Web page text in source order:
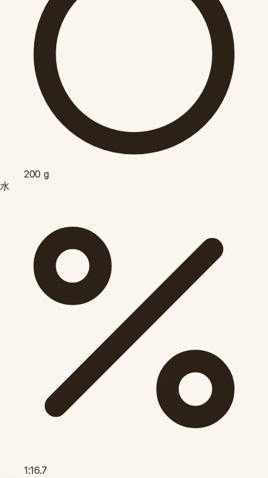
200 g
水
1:16.7